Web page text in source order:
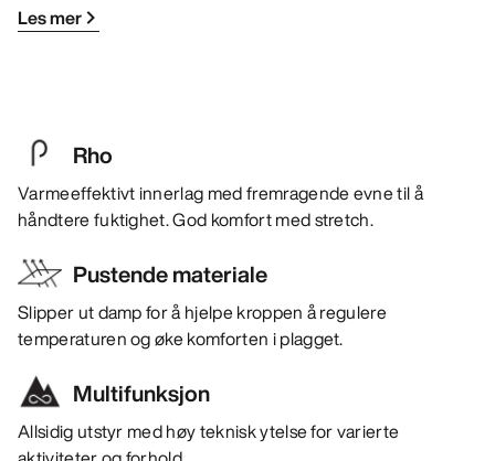
Les mer
Rho
Varmeeffektivt innerlag med fremragende evne til å
håndtere fuktighet. God komfort med stretch.
Pustende materiale
Slipper ut damp for å hjelpe kroppen å regulere
temperaturen og øke komforten i plagget.
Multifunksjon
Allsidig utstyr med høy teknisk ytelse for varierte